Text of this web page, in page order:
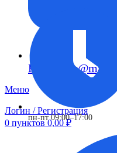
FTS-omsk@mail.ru
Меню
Логин / Регистрация
0 пунктов 0,00₽
пн-пт 09:00–17:00